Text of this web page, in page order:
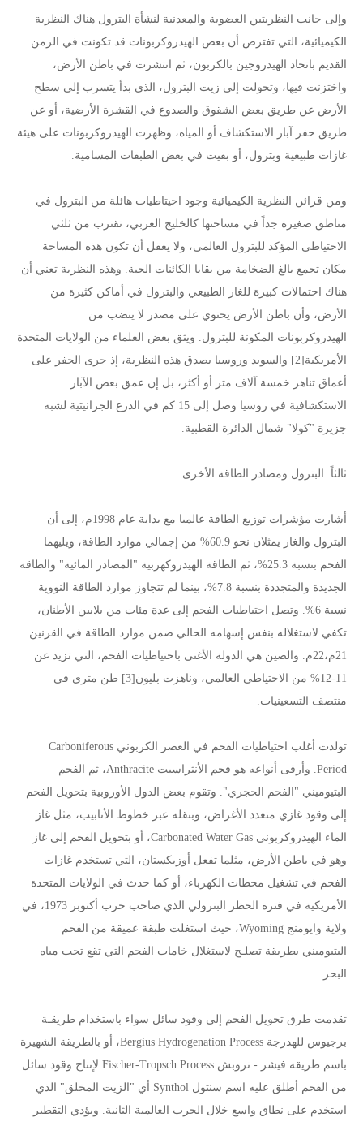
وإلى جانب النظريتين العضوية والمعدنية لنشأة البترول هناك النظرية
الكيميائية، التي تفترض أن بعض الهيدروكربونات قد تكونت في الزمن
القديم باتحاد الهيدروجين بالكربون، ثم انتشرت في باطن الأرض،
واختزنت فيها، وتحولت إلى زيت البترول، الذي بدأ يتسرب إلى سطح
الأرض عن طريق بعض الشقوق والصدوع في القشرة الأرضية، أو عن
طريق حفر آبار الاستكشاف أو المياه، وظهرت الهيدروكربونات على هيئة
غازات طبيعية وبترول، أو بقيت في بعض الطبقات المسامية.
ومن قرائن النظرية الكيميائية وجود احيتاطيات هائلة من البترول في
مناطق صغيرة جداً في مساحتها كالخليج العربي، تقترب من ثلثي
الاحتياطي المؤكد للبترول العالمي، ولا يعقل أن تكون هذه المساحة
مكان تجمع بالغ الضخامة من بقايا الكائنات الحية. وهذه النظرية تعني أن
هناك احتمالات كبيرة للغاز الطبيعي والبترول في أماكن كثيرة من
الأرض، وأن باطن الأرض يحتوي على مصدر لا ينضب من
الهيدروكربونات المكونة للبترول. ويثق بعض العلماء من الولايات المتحدة
الأمريكية[2] والسويد وروسيا بصدق هذه النظرية، إذ جرى الحفر على
أعماق تناهز خمسة آلاف متر أو أكثر، بل إن عمق بعض الآبار
الاستكشافية في روسيا وصل إلى 15 كم في الدرع الجرانيتية لشبه
جزيرة "كولا" شمال الدائرة القطبية.
ثالثاً: البترول ومصادر الطاقة الأخرى
أشارت مؤشرات توزيع الطاقة عالميا مع بداية عام 1998م، إلى أن
البترول والغاز يمثلان نحو 60.9% من إجمالي موارد الطاقة، ويليهما
الفحم بنسبة 25.3%، ثم الطاقة الهيدروكهربية "المصادر المائية" والطاقة
الجديدة والمتجددة بنسبة 7.8%، بينما لم تتجاوز موارد الطاقة النووية
نسبة 6%. وتصل احتياطيات الفحم إلى عدة مئات من بلايين الأطنان،
تكفي لاستغلاله بنفس إسهامه الحالي ضمن موارد الطاقة في القرنين
21م،22م. والصين هي الدولة الأغنى باحتياطيات الفحم، التي تزيد عن
11-12% من الاحتياطي العالمي، وناهزت بليون[3] طن متري في
منتصف التسعينيات.
تولدت أغلب احتياطيات الفحم في العصر الكربوني Carboniferous
Period. وأرقى أنواعه هو فحم الأنثراسيت Anthracite، ثم الفحم
البتيوميني "الفحم الحجري". وتقوم بعض الدول الأوروبية بتحويل الفحم
إلى وقود غازي متعدد الأغراض، وبنقله عبر خطوط الأنابيب، مثل غاز
الماء الهيدروكربوني Carbonated Water Gas، أو بتحويل الفحم إلى غاز
وهو في باطن الأرض، مثلما تفعل أوزبكستان، التي تستخدم غازات
الفحم في تشغيل محطات الكهرباء، أو كما حدث في الولايات المتحدة
الأمريكية في فترة الحظر البترولي الذي صاحب حرب أكتوبر 1973، في
ولاية وايومنج Wyoming، حيث استغلت طبقة عميقة من الفحم
البتيوميني بطريقة تصلـح لاستغلال خامات الفحم التي تقع تحت مياه
البحر.
تقدمت طرق تحويل الفحم إلى وقود سائل سواء باستخدام طريقـة
برجيوس للهدرجة Bergius Hydrogenation Process، أو بالطريقة الشهيرة
باسم طريقة فيشر - تروبش Fischer-Tropsch Process لإنتاج وقود سائل
من الفحم أطلق عليه اسم سنتول Synthol أي "الزيت المخلق" الذي
استخدم على نطاق واسع خلال الحرب العالمية الثانية. ويؤدي التقطير